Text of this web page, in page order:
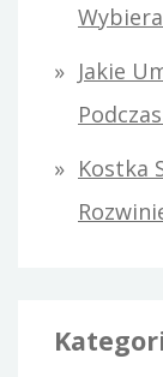
Jakie
Kostka